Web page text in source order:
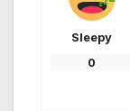
Sleepy
0